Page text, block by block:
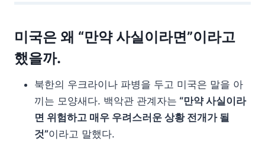
미국은 왜 “만약 사실이라면”이라고
했을까.
북한의 우크라이나 파병을 두고 미국은 말을 아
끼는 모양새다. 백악관 관계자는 “만약 사실이라
면 위험하고 매우 우려스러운 상황 전개가 될
것”이라고 말했다.